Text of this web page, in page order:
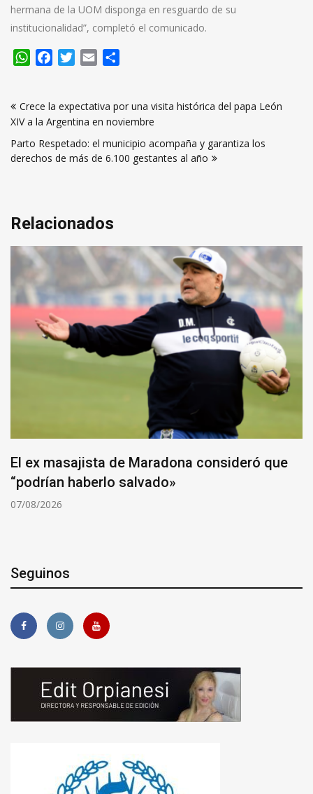
hermana de la UOM disponga en resguardo de su
institucionalidad”, completó el comunicado.
WhatsApp
FacebookTwitter
Email
de
entradas
Crece la expectativa por una visita histórica del papa León
XIV a la Argentina en noviembre
Parto Respetado: el municipio acompaña y garantiza los
derechos de más de 6.100 gestantes al año
Relacionados
El ex masajista de Maradona consideró que
“podrían haberlo salvado»
07/08/2026
Seguinos